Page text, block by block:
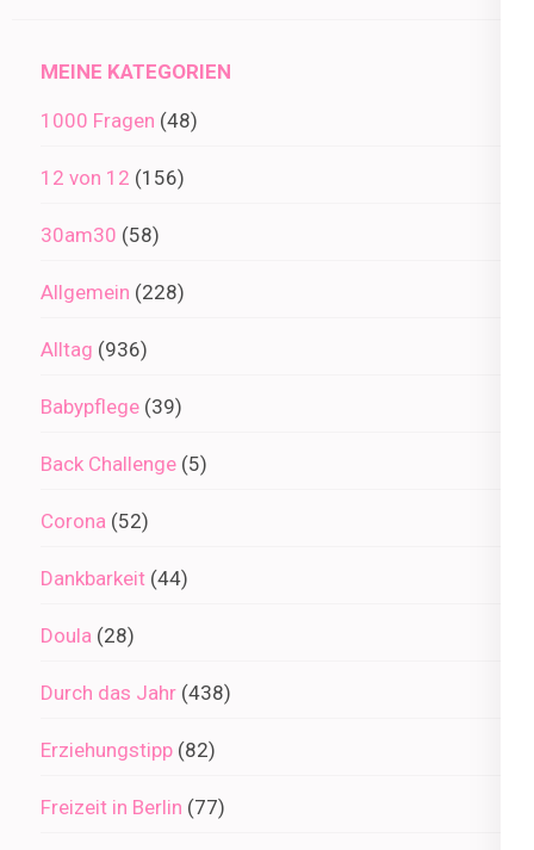
MEINE KATEGORIEN
1000 Fragen (48)
12 von 12 (156)
30am30 (58)
Allgemein (228)
Alltag (936)
Babypflege (39)
Back Challenge (5)
Corona (52)
Dankbarkeit (44)
Doula (28)
Durch das Jahr (438)
Erziehungstipp (82)
Freizeit in Berlin (77)